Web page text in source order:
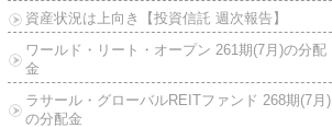
資産状況は上向き【投資信託 週次報告】
ワールド・リート・オープン 261期(7月)の分配
金
ラサール・グローバルREITファンド 268期(7月)
の分配金